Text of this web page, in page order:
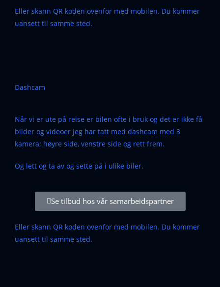
Eller skann QR koden ovenfor med mobilen. Du kommer
uansett til samme sted.
Dashcam
Når vi er ute på reise er bilen ofte i bruk og det er ikke få
bilder og videoer jeg har tatt med dashcam med 3
kamera; høyre side, venstre side og rett frem.
Og lett og ta av og sette på i ulike biler.
Se tilbud hos vår samarbeidspartner
Eller skann QR koden ovenfor med mobilen. Du kommer
uansett til samme sted.